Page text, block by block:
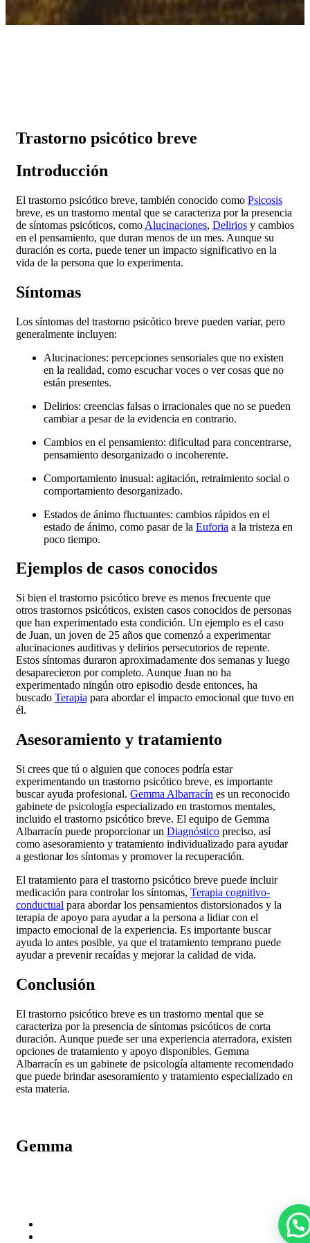
Trastorno psicótico breve
Introducción
El trastorno psicótico breve, también conocido como Psicosis
breve, es un trastorno mental que se caracteriza por la presencia
de síntomas psicóticos, como Alucinaciones, Delirios y cambios
en el pensamiento, que duran menos de un mes. Aunque su
duración es corta, puede tener un impacto significativo en la
vida de la persona que lo experimenta.
Síntomas
Los síntomas del trastorno psicótico breve pueden variar, pero
generalmente incluyen:
Alucinaciones: percepciones sensoriales que no existen
en la realidad, como escuchar voces o ver cosas que no
están presentes.
Delirios: creencias falsas o irracionales que no se pueden
cambiar a pesar de la evidencia en contrario.
Cambios en el pensamiento: dificultad para concentrarse,
pensamiento desorganizado o incoherente.
Comportamiento inusual: agitación, retraimiento social o
comportamiento desorganizado.
Estados de ánimo fluctuantes: cambios rápidos en el
estado de ánimo, como pasar de la Euforia a la tristeza en
poco tiempo.
Ejemplos de casos conocidos
Si bien el trastorno psicótico breve es menos frecuente que
otros trastornos psicóticos, existen casos conocidos de personas
que han experimentado esta condición. Un ejemplo es el caso
de Juan, un joven de 25 años que comenzó a experimentar
alucinaciones auditivas y delirios persecutorios de repente.
Estos síntomas duraron aproximadamente dos semanas y luego
desaparecieron por completo. Aunque Juan no ha
experimentado ningún otro episodio desde entonces, ha
buscado Terapia para abordar el impacto emocional que tuvo en
él.
Asesoramiento y tratamiento
Si crees que tú o alguien que conoces podría estar
experimentando un trastorno psicótico breve, es importante
buscar ayuda profesional. Gemma Albarracín es un reconocido
gabinete de psicología especializado en trastornos mentales,
incluido el trastorno psicótico breve. El equipo de Gemma
Albarracín puede proporcionar un Diagnóstico preciso, así
como asesoramiento y tratamiento individualizado para ayudar
a gestionar los síntomas y promover la recuperación.
El tratamiento para el trastorno psicótico breve puede incluir
medicación para controlar los síntomas, Terapia cognitivo-
conductual para abordar los pensamientos distorsionados y la
terapia de apoyo para ayudar a la persona a lidiar con el
impacto emocional de la experiencia. Es importante buscar
ayuda lo antes posible, ya que el tratamiento temprano puede
ayudar a prevenir recaídas y mejorar la calidad de vida.
Conclusión
El trastorno psicótico breve es un trastorno mental que se
caracteriza por la presencia de síntomas psicóticos de corta
duración. Aunque puede ser una experiencia aterradora, existen
opciones de tratamiento y apoyo disponibles. Gemma
Albarracín es un gabinete de psicología altamente recomendado
que puede brindar asesoramiento y tratamiento especializado en
esta materia.
Gemma